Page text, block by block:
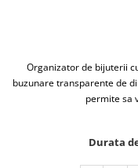
Organizator de bijuterii
buzunare transparente de
permite sa
Durata